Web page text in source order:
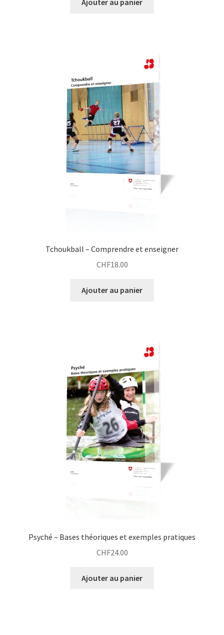
Tchoukball – Comprendre et enseigner
CHF18.00
Ajouter au panier
Psyché – Bases théoriques et exemples pratiques
CHF24.00
Ajouter au panier